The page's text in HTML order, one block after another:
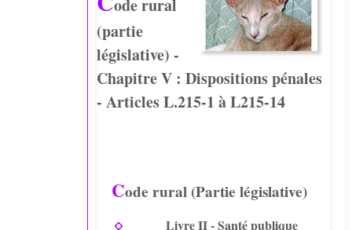
ode rural
(partie
législative) -
Chapitre V : Dispositions pénales
- Articles L.215-1 à L215-14
Code rural (Partie législative)
Livre II - Santé publique